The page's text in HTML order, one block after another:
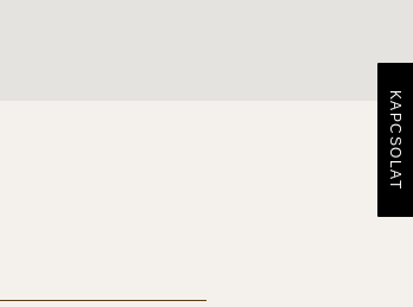
KAPCSOLAT